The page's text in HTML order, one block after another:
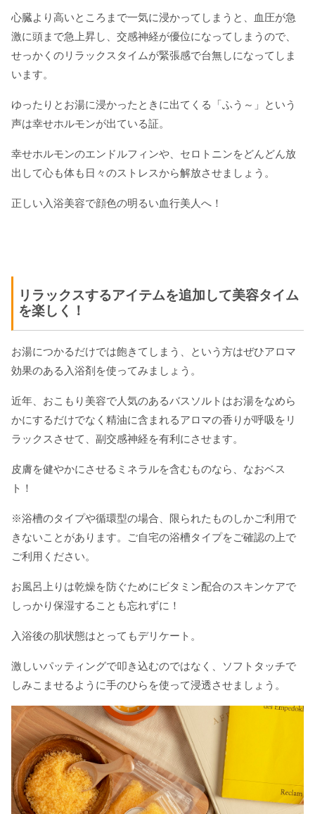
心臓より高いところまで一気に浸かってしまうと、血圧が急
激に頭まで急上昇し、交感神経が優位になってしまうので、
せっかくのリラックスタイムが緊張感で台無しになってしま
います。
ゆったりとお湯に浸かったときに出てくる「ふう～」という
声は幸せホルモンが出ている証。
幸せホルモンのエンドルフィンや、セロトニンをどんどん放
出して心も体も日々のストレスから解放させましょう。
正しい入浴美容で顔色の明るい血行美人へ！
リラックスするアイテムを追加して美容タイム
を楽しく！
お湯につかるだけでは飽きてしまう、という方はぜひアロマ
効果のある入浴剤を使ってみましょう。
近年、おこもり美容で人気のあるバスソルトはお湯をなめら
かにするだけでなく精油に含まれるアロマの香りが呼吸をリ
ラックスさせて、副交感神経を有利にさせます。
皮膚を健やかにさせるミネラルを含むものなら、なおベス
ト！
※浴槽のタイプや循環型の場合、限られたものしかご利用で
きないことがあります。ご自宅の浴槽タイプをご確認の上で
ご利用ください。
お風呂上りは乾燥を防ぐためにビタミン配合のスキンケアで
しっかり保湿することも忘れずに！
入浴後の肌状態はとってもデリケート。
激しいパッティングで叩き込むのではなく、ソフトタッチで
しみこませるように手のひらを使って浸透させましょう。